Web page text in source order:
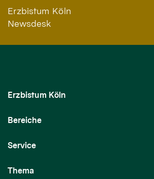
Erzbistum Köln
Newsdesk
Erzbistum Köln
Bereiche
Service
Thema